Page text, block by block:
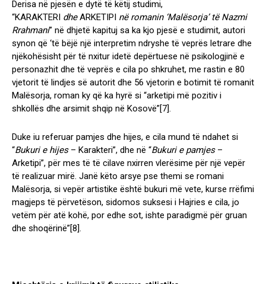
Derisa në pjesën e dytë të këtij studimi,
“KARAKTERI dheARKETIPI në romanin ‘Malësorja’ të Nazmi
Rrahmani” në dhjetë kapituj sa ka kjo pjesë e studimit, autori
synon që ‘të bëjë një interpretim ndryshe të veprës letrare dhe
njëkohësisht për të nxitur idetë depërtuese në psikologjinë e
personazhit dhe të veprës e cila po shkruhet, me rastin e 80
vjetorit të lindjes së autorit dhe 56 vjetorin e botimit të romanit
Malësorja, roman ky që ka hyrë si “arketipi më pozitiv i
shkollës dhe arsimit shqip në Kosovë”[7].
Duke iu referuar pamjes dhe hijes, e cila mund të ndahet si
“Bukuri e hijes– Karakteri”, dhe në “Bukuri e pamjes–
Arketipi”, për mes të të cilave nxirren vlerësime për një vepër
të realizuar mirë. Janë këto arsye pse themi se romani
Malësorja, si vepër artistike është bukuri më vete, kurse rrëfimi
magjeps të përvetëson, sidomos suksesi i Hajries e cila, jo
vetëm për atë kohë, por edhe sot, ishte paradigmë për gruan
dhe shoqërinë”[8].